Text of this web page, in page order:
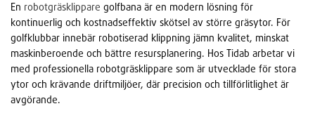
En robotgräsklippare golfbana är en modern lösning för
kontinuerlig och kostnadseffektiv skötsel av större gräsytor. För
golfklubbar innebär robotiserad klippning jämn kvalitet, minskat
maskinberoende och bättre resursplanering. Hos Tidab arbetar vi
med professionella robotgräsklippare som är utvecklade för stora
ytor och krävande driftmiljöer, där precision och tillförlitlighet är
avgörande.